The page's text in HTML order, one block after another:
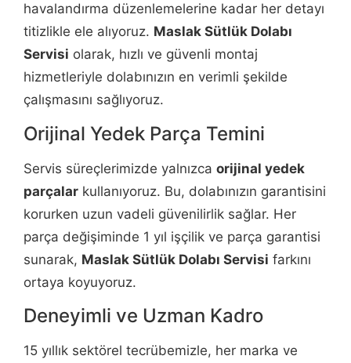
havalandırma düzenlemelerine kadar her detayı
titizlikle ele alıyoruz. Maslak Sütlük Dolabı
Servisi olarak, hızlı ve güvenli montaj
hizmetleriyle dolabınızın en verimli şekilde
çalışmasını sağlıyoruz.
Orijinal Yedek Parça Temini
Servis süreçlerimizde yalnızca orijinal yedek
parçalar kullanıyoruz. Bu, dolabınızın garantisini
korurken uzun vadeli güvenilirlik sağlar. Her
parça değişiminde 1 yıl işçilik ve parça garantisi
sunarak, Maslak Sütlük Dolabı Servisi farkını
ortaya koyuyoruz.
Deneyimli ve Uzman Kadro
15 yıllık sektörel tecrübemizle, her marka ve